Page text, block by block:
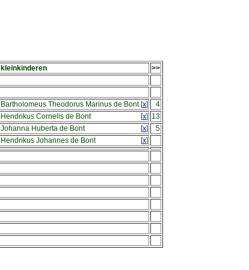
kleinkinderen
>>
Bartholomeus Theodorus Marinus de Bont[x]
4
Hendrikus Cornelis de Bont
[x] 13
Johanna Huberta de Bont
[x]
5
Hendrikus Johannes de Bont
[x]